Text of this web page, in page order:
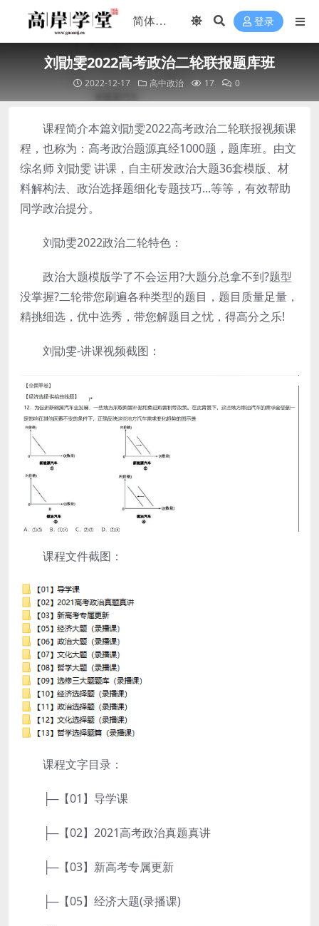
登录
刘勖雯2022高考政治二轮联报题库班
2022-12-17 高中政治 17 0
课程简介本篇刘勖雯2022高考政治二轮联报视频课
程，也称为：高考政治题源真经1000题，题库班。由文
综名师 刘勖雯 讲课，自主研发政治大题36套模版、材
料解构法、政治选择题细化专题技巧...等等，有效帮助
同学政治提分。
刘勖雯2022政治二轮特色：
政治大题模版学了不会运用?大题分总拿不到?题型
没掌握?二轮带您刷遍各种类型的题目，题目质量足量，
精挑细选，优中选秀，带您解题目之忧，得高分之乐!
刘勖雯-讲课视频截图：
课程文件截图：
课程文字目录：
├─【01】导学课
├─【02】2021高考政治真题真讲
├─【03】新高考专属更新
├─【05】经济大题(录播课)